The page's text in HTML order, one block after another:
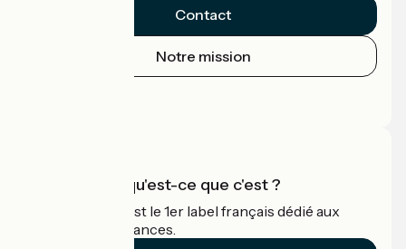
Contact
Notre mission
Accueil Vélo qu'est-ce que c'est ?
Accueil Vélo c'est le 1er label français dédié aux
cyclistes en vacances.